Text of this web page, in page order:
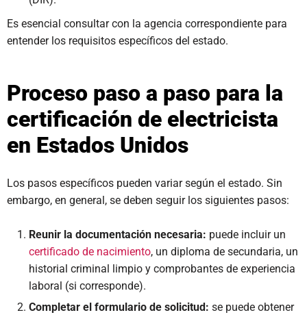
Es esencial consultar con la agencia correspondiente para
entender los requisitos específicos del estado.
Proceso paso a paso para la
certificación de electricista
en Estados Unidos
Los pasos específicos pueden variar según el estado. Sin
embargo, en general, se deben seguir los siguientes pasos:
Reunir la documentación necesaria: puede incluir un
certificado de nacimiento, un diploma de secundaria, un
historial criminal limpio y comprobantes de experiencia
laboral (si corresponde).
Completar el formulario de solicitud: se puede obtener